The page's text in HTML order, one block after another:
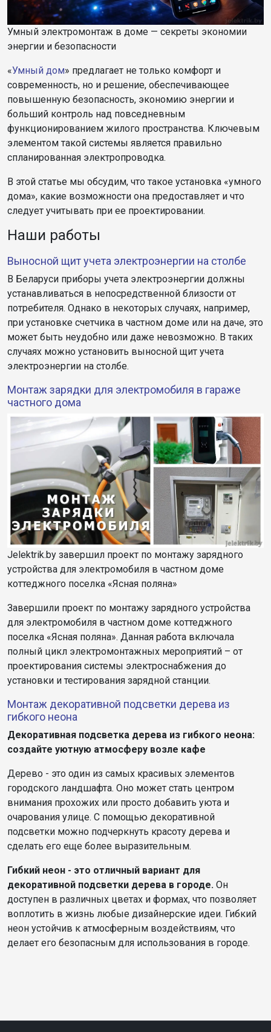
Умный электромонтаж в доме — секреты экономии
энергии и безопасности
«Умный дом» предлагает не только комфорт и
современность, но и решение, обеспечивающее
повышенную безопасность, экономию энергии и
больший контроль над повседневным
функционированием жилого пространства. Ключевым
элементом такой системы является правильно
спланированная электропроводка.
В этой статье мы обсудим, что такое установка «умного
дома», какие возможности она предоставляет и что
следует учитывать при ее проектировании.
Наши работы
Выносной щит учета электроэнергии на столбе
В Беларуси приборы учета электроэнергии должны
устанавливаться в непосредственной близости от
потребителя. Однако в некоторых случаях, например,
при установке счетчика в частном доме или на даче, это
может быть неудобно или даже невозможно. В таких
случаях можно установить выносной щит учета
электроэнергии на столбе.
Монтаж зарядки для электромобиля в гараже
частного дома
Jelektrik.by завершил проект по монтажу зарядного
устройства для электромобиля в частном доме
коттеджного поселка «Ясная поляна»
Завершили проект по монтажу зарядного устройства
для электромобиля в частном доме коттеджного
поселка «Ясная поляна». Данная работа включала
полный цикл электромонтажных мероприятий – от
проектирования системы электроснабжения до
установки и тестирования зарядной станции.
Монтаж декоративной подсветки дерева из
гибкого неона
Декоративная подсветка дерева из гибкого неона:
создайте уютную атмосферу возле кафе
Дерево - это один из самых красивых элементов
городского ландшафта. Оно может стать центром
внимания прохожих или просто добавить уюта и
очарования улице. С помощью декоративной
подсветки можно подчеркнуть красоту дерева и
сделать его еще более выразительным.
Гибкий неон - это отличный вариант для
декоративной подсветки дерева в городе. Он
доступен в различных цветах и формах, что позволяет
воплотить в жизнь любые дизайнерские идеи. Гибкий
неон устойчив к атмосферным воздействиям, что
делает его безопасным для использования в городе.